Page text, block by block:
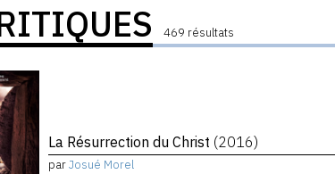
469 résultats
La Résurrection du Christ (2016)
parJosué Morel